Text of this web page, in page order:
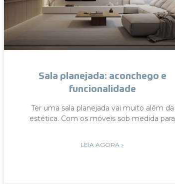
Sala planejada: aconchego e
funcionalidade
Ter uma sala planejada vai muito além da
estética. Com os móveis sob medida para
LEIA AGORA »